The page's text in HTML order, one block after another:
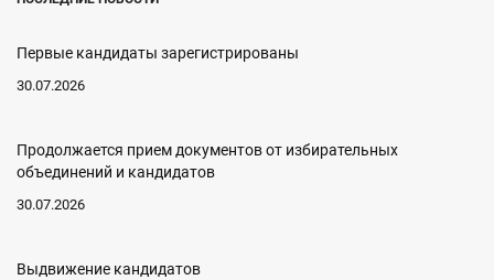
Первые кандидаты зарегистрированы
30.07.2026
Продолжается прием документов от избирательных
объединений и кандидатов
30.07.2026
Выдвижение кандидатов